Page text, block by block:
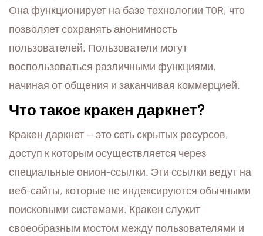
Она функционирует на базе технологии TOR, что
позволяет сохранять анонимность
пользователей. Пользователи могут
воспользоваться различными функциями,
начиная от общения и заканчивая коммерцией.
Что такое кракен даркнет?
Кракен даркнет — это сеть скрытых ресурсов,
доступ к которым осуществляется через
специальные онион-ссылки. Эти ссылки ведут на
веб-сайты, которые не индексируются обычными
поисковыми системами. Кракен служит
своеобразным мостом между пользователями и